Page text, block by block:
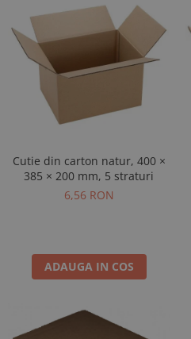
Cutie din carton natur, 400 ×
385 × 200 mm, 5 straturi
6,56 RON
ADAUGA IN COS